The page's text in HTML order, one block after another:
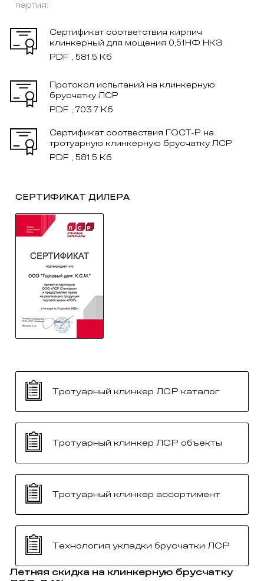
партия:
Сертификат соответствия кирпич
клинкерный для мощения 0,51НФ НКЗ
PDF , 581.5 Кб
Протокол испытаний на клинкерную
брусчатку ЛСР
PDF , 703.7 Кб
Сертификат соотвествия ГОСТ-Р на
тротуарную клинкерную брусчатку ЛСР
PDF , 581.5 Кб
СЕРТИФИКАТ ДИЛЕРА
Тротуарный клинкер ЛСР каталог
Тротуарный клинкер ЛСР объекты
Тротуарный клинкер ассортимент
Технология укладки брусчатки ЛСР
Летняя скидка на клинкерную брусчатку